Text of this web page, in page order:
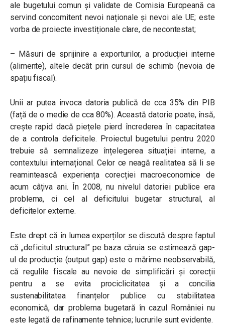
ale bugetului comun și validate de Comisia Europeană ca
servind concomitent nevoi naționale și nevoi ale UE; este
vorba de proiecte investiționale clare, de necontestat;
– Măsuri de sprijinire a exporturilor, a producției interne
(alimente), altele decât prin cursul de schimb (nevoia de
spațiu fiscal).
Unii ar putea invoca datoria publică de cca 35% din PIB
(față de o medie de cca 80%). Această datorie poate, însă,
crește rapid dacă piețele pierd încrederea în capacitatea
de a controla deficitele. Proiectul bugetului pentru 2020
trebuie să semnalizeze înțelegerea situației interne, a
contextului internațional. Celor ce neagă realitatea să li se
reamintească experiența corecției macroeconomice de
acum câțiva ani. În 2008, nu nivelul datoriei publice era
problema, ci cel al deficitului bugetar structural, al
deficitelor externe.
Este drept că în lumea experților se discută despre faptul
că „deficitul structural” pe baza căruia se estimează gap-
ul de producție (output gap) este o mărime neobservabilă,
că regulile fiscale au nevoie de simplificări și corecții
pentru a se evita prociclicitatea și a concilia
sustenabilitatea finanțelor publice cu stabilitatea
economică, dar problema bugetară în cazul României nu
este legată de rafinamente tehnice; lucrurile sunt evidente.